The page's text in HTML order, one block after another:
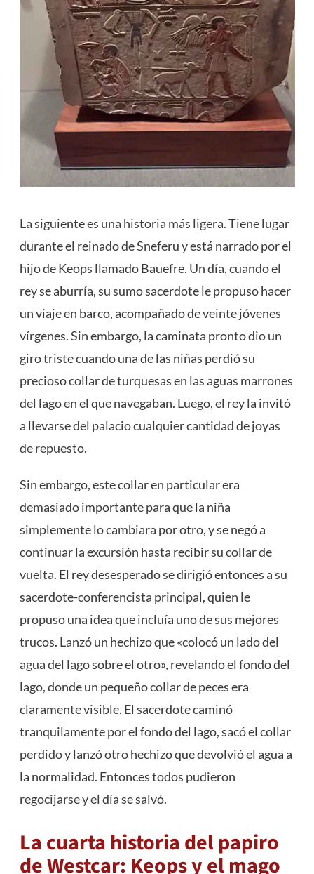
La siguiente es una historia más ligera. Tiene lugar
durante el reinado de Sneferu y está narrado por el
hijo de Keops llamado Bauefre. Un día, cuando el
rey se aburría, su sumo sacerdote le propuso hacer
un viaje en barco, acompañado de veinte jóvenes
vírgenes. Sin embargo, la caminata pronto dio un
giro triste cuando una de las niñas perdió su
precioso collar de turquesas en las aguas marrones
del lago en el que navegaban. Luego, el rey la invitó
a llevarse del palacio cualquier cantidad de joyas
de repuesto.
Sin embargo, este collar en particular era
demasiado importante para que la niña
simplemente lo cambiara por otro, y se negó a
continuar la excursión hasta recibir su collar de
vuelta. El rey desesperado se dirigió entonces a su
sacerdote-conferencista principal, quien le
propuso una idea que incluía uno de sus mejores
trucos. Lanzó un hechizo que «colocó un lado del
agua del lago sobre el otro», revelando el fondo del
lago, donde un pequeño collar de peces era
claramente visible. El sacerdote caminó
tranquilamente por el fondo del lago, sacó el collar
perdido y lanzó otro hechizo que devolvió el agua a
la normalidad. Entonces todos pudieron
regocijarse y el día se salvó.
La cuarta historia del papiro
de Westcar: Keops y el mago